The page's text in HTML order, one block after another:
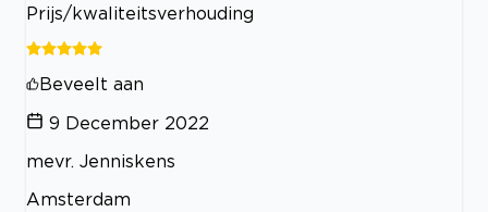
Prijs/kwaliteitsverhouding
Beveelt aan
9 December 2022
mevr. Jenniskens
Amsterdam